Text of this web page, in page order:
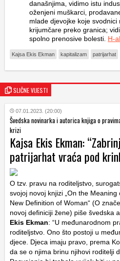
današnjima, vidimo istu
oženjeni muškarci,
mlade djevojke koje
krijumčare preko granica;
spolno prenosive bolesti. H-
Kajsa Ekis Ekman kapitalizam patrijarhat
SLIČNE VIJESTI
07.01.2023. (20:00)
Švedska novinarka i autorica knjiga o
krizi
Kajsa Ekis Ekman:
patrijarhat vraća pod
O tzv. pravu na roditeljstvo,
svojoj novoj knjizi „On the
New Definition of Woman“ (O
novoj definiciji žene) piše švedska
Ekis Ekman: “U međunarodnom
roditeljstvo. Ono što postoji u
djece. Djeca imaju pravo, prema
da se o njima brinu njihovi roditelji